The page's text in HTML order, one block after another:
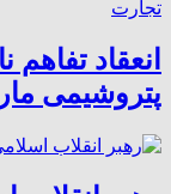
انعقاد
پتروشیمی